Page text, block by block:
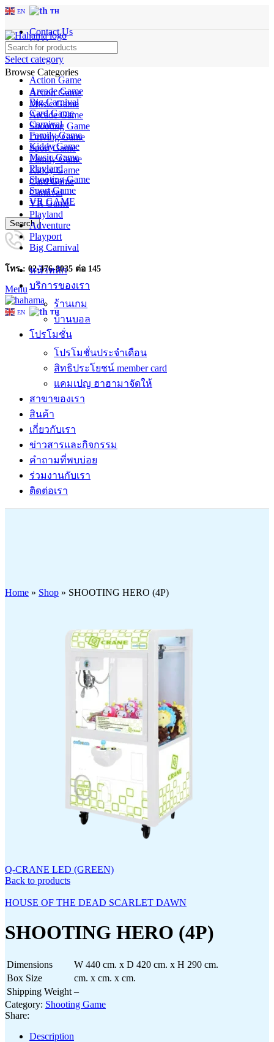
EN TH
Contact Us
FAQs
Select category
Action Game
Arcade Game
Big Carnival
Card Game
Carnival
Family Game
Kiddy Game
Music Game
Playland
Shooting Game
Sport Game
VR GAME
Search
โทร : 02-476-8035 ต่อ 145
Menu
EN TH
Browse Categories
Action Game
Music Game
Arcade Game
Shooting Game
Driving Game
Sport Game
Family Game
Kiddy Game
Card Game
Carnival
VR Game
Playland
Adventure
Playport
Big Carnival
หน้าหลัก
บริการของเรา
ร้านเกม
บ้านบอล
โปรโมชั่น
โปรโมชั่นประจำเดือน
สิทธิประโยชน์ member card
แคมเปญ ฮาฮามาจัดให้
สาขาของเรา
สินค้า
เกี่ยวกับเรา
ข่าวสารและกิจกรรม
คำถามที่พบบ่อย
ร่วมงานกับเรา
ติดต่อเรา
Home » Shop » SHOOTING HERO (4P)
Q-CRANE LED (GREEN)
Back to products
HOUSE OF THE DEAD SCARLET DAWN
SHOOTING HERO (4P)
Dimensions
W 440 cm. x D 420 cm. x H 290 cm.
Box Size
cm. x cm. x cm.
Shipping Weight –
Category: Shooting Game
Share:
Description